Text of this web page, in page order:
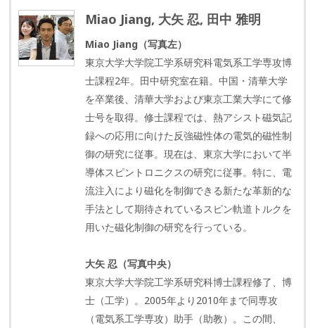
Miao Jiang, 大矢 忍, 田中 雅明
Miao Jiang（写真左）
東京大学大学院工学系研究科電気系工学専攻博
士課程2年。田中研究室在籍。中国・清華大学
を卒業後、清華大学および東京工業大学にて修
士号を取得。修士課程では、熱アシスト磁気記
録への応用に向けた反強磁性体の電気的磁性制
御の研究に従事。現在は、東京大学において半
導体スピントロニクスの研究に従事。特に、電
流注入により磁化を制御できる新たな革新的な
手法として期待されているスピン軌道トルクを
用いた磁化制御の研究を行っている。
大矢 忍（写真中央）
東京大学大学院工学系研究科博士課程修了、博
士（工学）。2005年より2010年まで同専攻
（電気系工学専攻）助手（助教）。この間、